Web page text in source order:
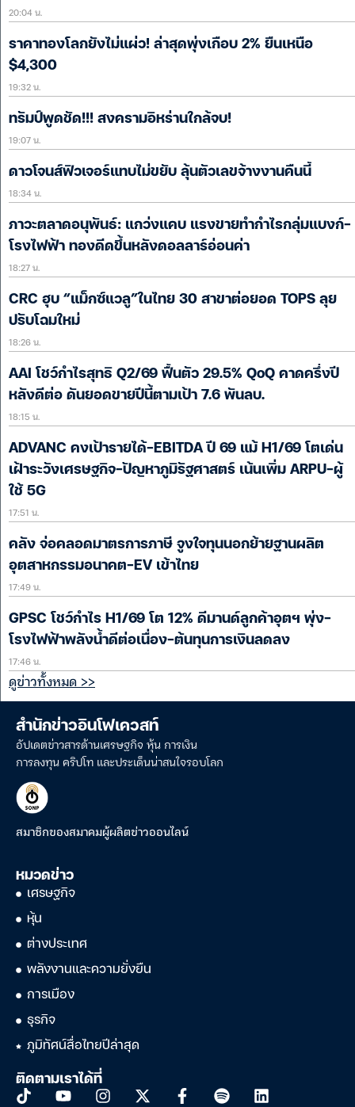
20:04 น.
ราคาทองโลกยังไม่แผ่ว! ล่าสุดพุ่งเกือบ 2% ยืนเหนือ
$4,300
19:32 น.
ทรัมป์พูดชัด!!! สงครามอิหร่านใกล้จบ!
19:07 น.
ดาวโจนส์ฟิวเจอร์แทบไม่ขยับ ลุ้นตัวเลขจ้างงานคืนนี้
18:34 น.
ภาวะตลาดอนุพันธ์: แกว่งแคบ แรงขายทำกำไรกลุ่มแบงก์-
โรงไฟฟ้า ทองดีดขึ้นหลังดอลลาร์อ่อนค่า
18:27 น.
CRC ฮุบ “แม็กซ์แวลู”ในไทย 30 สาขาต่อยอด TOPS ลุย
ปรับโฉมใหม่
18:26 น.
AAI โชว์กำไรสุทธิ Q2/69 ฟื้นตัว 29.5% QoQ คาดครึ่งปี
หลังดีต่อ ดันยอดขายปีนี้ตามเป้า 7.6 พันลบ.
18:15 น.
ADVANC คงเป้ารายได้-EBITDA ปี 69 แม้ H1/69 โตเด่น
เฝ้าระวังเศรษฐกิจ-ปัญหาภูมิรัฐศาสตร์ เน้นเพิ่ม ARPU-ผู้
ใช้ 5G
17:51 น.
คลัง จ่อคลอดมาตรการภาษี จูงใจทุนนอกย้ายฐานผลิต
อุตสาหกรรมอนาคต-EV เข้าไทย
17:49 น.
GPSC โชว์กำไร H1/69 โต 12% ดีมานด์ลูกค้าอุตฯ พุ่ง-
โรงไฟฟ้าพลังน้ำดีต่อเนื่อง-ต้นทุนการเงินลดลง
17:46 น.
ดูข่าวทั้งหมด >>
สำนักข่าวอินโฟเควสท์
อัปเดตข่าวสารด้านเศรษฐกิจ หุ้น การเงิน
การลงทุน คริปโท และประเด็นน่าสนใจรอบโลก
สมาชิกของสมาคมผู้ผลิตข่าวออนไลน์
หมวดข่าว
เศรษฐกิจ
หุ้น
ต่างประเทศ
พลังงานและความยั่งยืน
การเมือง
ธุรกิจ
ภูมิทัศน์สื่อไทยปีล่าสุด
ติดตามเราได้ที่